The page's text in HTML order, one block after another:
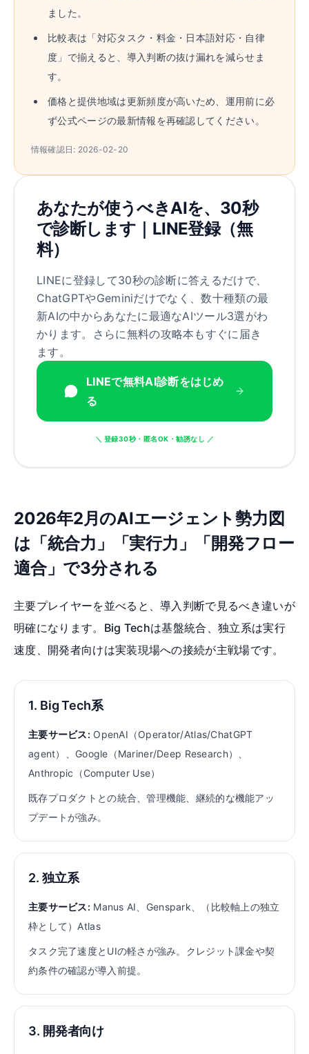
ました。
比較表は「対応タスク・料金・日本語対応・自律
度」で揃えると、導入判断の抜け漏れを減らせま
す。
価格と提供地域は更新頻度が高いため、運用前に必
ず公式ページの最新情報を再確認してください。
情報確認日: 2026-02-20
あなたが使うべきAIを、30秒
で診断します｜LINE登録（無
料）
LINEに登録して30秒の診断に答えるだけで、
ChatGPTやGeminiだけでなく、数十種類の最
新AIの中からあなたに最適なAIツール3選がわ
かります。さらに無料の攻略本もすぐに届き
ます。
LINEで無料AI診断をはじめ
る
＼ 登録30秒・匿名OK・勧誘なし ／
2026年2月のAIエージェント勢力図
は「統合力」「実行力」「開発フロー
適合」で3分される
主要プレイヤーを並べると、導入判断で見るべき違いが
明確になります。Big Techは基盤統合、独立系は実行
速度、開発者向けは実装現場への接続が主戦場です。
1. Big Tech系
主要サービス: OpenAI（Operator/Atlas/ChatGPT
agent）、Google（Mariner/Deep Research）、
Anthropic（Computer Use）
既存プロダクトとの統合、管理機能、継続的な機能アッ
プデートが強み。
2. 独立系
主要サービス: Manus AI、Genspark、（比較軸上の独立
枠として）Atlas
タスク完了速度とUIの軽さが強み。クレジット課金や契
約条件の確認が導入前提。
3. 開発者向け